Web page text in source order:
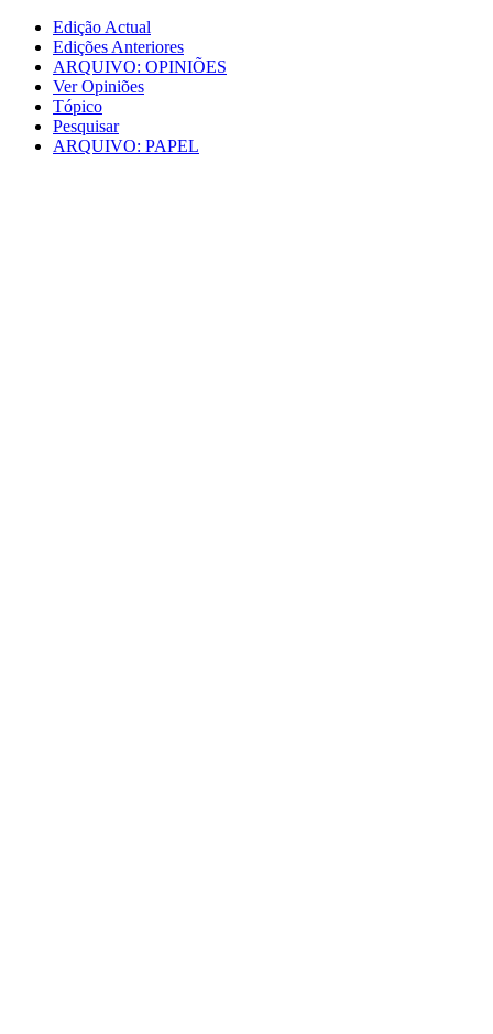
Edição Actual
Edições Anteriores
ARQUIVO: OPINIÕES
Ver Opiniões
Tópico
Pesquisar
ARQUIVO: PAPEL